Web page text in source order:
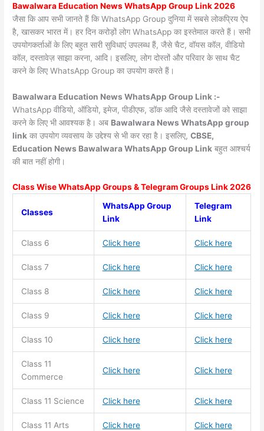
BawalwaraEducation News WhatsApp Group Link 2026
जैसा कि आप सभी जानते हैं कि WhatsApp Group दुनिया में सबसे लोकप्रिय ऐप
है, खासकर भारत में। हर दिन करोड़ों लोग WhatsApp का इस्तेमाल करते हैं। सभी
उपयोगकर्ताओं के लिए बहुत सारी सुविधाएं उपलब्ध हैं, जैसे चैट, वॉयस कॉल, वीडियो
कॉल, दस्तावेज़ साझा करना, आदि। इसलिए, लोग दोस्तों और परिवार के साथ चैट
करने के लिए WhatsApp Group का उपयोग करते हैं।
Bawalwara Education News WhatsApp Group Link :-
WhatsApp वीडियो, ऑडियो, इमेज, पीडीएफ, डॉक आदि जैसे दस्तावेजों को साझा
करने के लिए भी आवश्यक है। अब Bawalwara NewsWhatsApp group
link का उपयोग व्यवसाय के उद्देश्य से भी कर रहा है। इसलिए,CBSE,
Education News Bawalwara WhatsApp Group Link बहुत आश्चर्य
की बात नहीं होगी।
Class Wise WhatsApp Groups & Telegram Groups Link 2026
Classes
WhatsApp Group
Link
Telegram
Link
Class 6 Click here Click here
Class 7 Click here Click here
Class 8 Click here Click here
Class 9 Click here Click here
Class 10 Click here Click here
Class 11
Commerce
Click here Click here
Class 11 Science Click here Click here
Class 11 Arts Click here Click here